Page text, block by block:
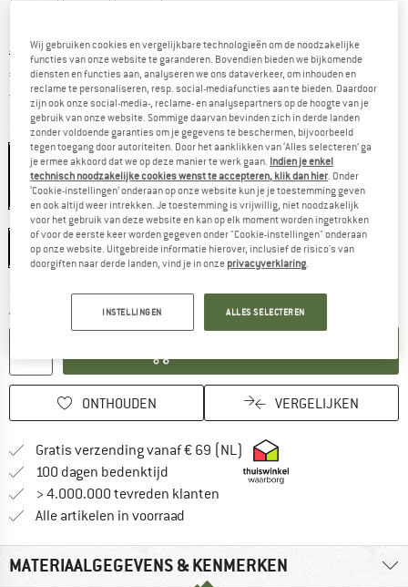
Oorspronkelijke prijs :
€ 124,95
Prijs:
€ 99,96 incl. BTW
Gratis verzending(NL)Nederland. Informatie over de
Kleur:Black / White / Brown
-20% -20%
Maat:M
M
Levertijd: 3-5 werkdagen
Aantal:
ONTHOUDEN VERGELIJKEN
Gratis verzending vanaf € 69 (NL) Vind hier de
100 dagen bedenktijd Vind de betalingsinformatie hier!
> 4.000.000 tevreden klanten
Alle artikelen in voorraad
MATERIAALGEGEVENS & KENMERKEN
Wij gebruiken cookies en vergelijkbare technologieën om de noodzakelijke
functies van onze website te garanderen. Bovendien bieden we bijkomende
diensten en functies aan, analyseren we ons dataverkeer, om inhouden en
reclame te personaliseren, resp. social-mediafuncties aan te bieden. Daardoor
zijn ook onze social-media-, reclame- en analysepartners op de hoogte van je
gebruik van onze website. Sommige daarvan bevinden zich in derde landen
zonder voldoende garanties om je gegevens te beschermen, bijvoorbeeld
tegen toegang door autoriteiten. Door het aanklikken van ‘Alles selecteren’ ga
je ermee akkoord dat we op deze manier te werk gaan. Indien je enkel
technisch noodzakelijke cookies wenst te accepteren, klik dan hier . Onder
‘Cookie-instellingen’ onderaan op onze website kun je je toestemming geven
en ook altijd weer intrekken. Je toestemming is vrijwillig, niet noodzakelijk
voor het gebruik van deze website en kan op elk moment worden ingetrokken
of voor de eerste keer worden gegeven onder "Cookie-instellingen" onderaan
op onze website. Uitgebreide informatie hierover, inclusief de risico's van
doorgiften naar derde landen, vind je in onze privacyverklaring
INSTELLINGEN ALLES SELECTEREN